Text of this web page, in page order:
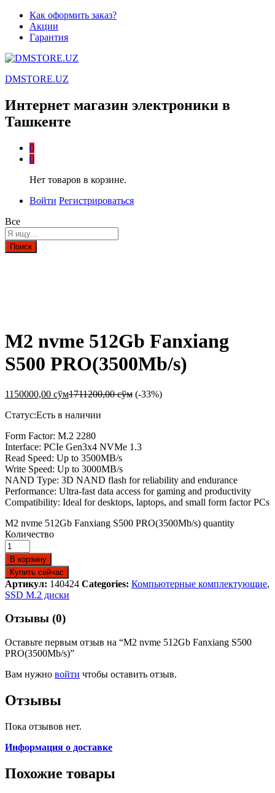
Как оформить заказ?
Акции
Гарантия
DMSTORE.UZ
Интернет магазин электроники в
Ташкенте
0
0
Нет товаров в корзине.
Войти Регистрироваться
Все
Поиск
M2 nvme 512Gb Fanxiang
S500 PRO(3500Mb/s)
1150000,00 сўм1711200,00сўм (-33%)
Статус:Есть в наличии
Form Factor: M.2 2280
Interface: PCIe Gen3x4 NVMe 1.3
Read Speed: Up to 3500MB/s
Write Speed: Up to 3000MB/s
NAND Type: 3D NAND flash for reliability and endurance
Performance: Ultra-fast data access for gaming and productivity
Compatibility: Ideal for desktops, laptops, and small form factor PCs
M2 nvme 512Gb Fanxiang S500 PRO(3500Mb/s) quantity
Количество
В корзину
Купить сейчас
Артикул: 140424 Categories: Компьютерные комплектующие,
SSD M.2 диски
Отзывы (0)
Оставьте первым отзыв на “M2 nvme 512Gb Fanxiang S500
PRO(3500Mb/s)”
Вам нужно войти чтобы оставить отзыв.
Отзывы
Пока отзывов нет.
Информация о доставке
Похожие товары